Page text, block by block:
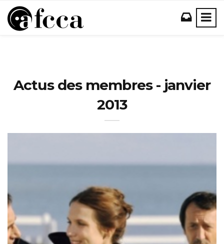
Actus des membres - janvier
2013